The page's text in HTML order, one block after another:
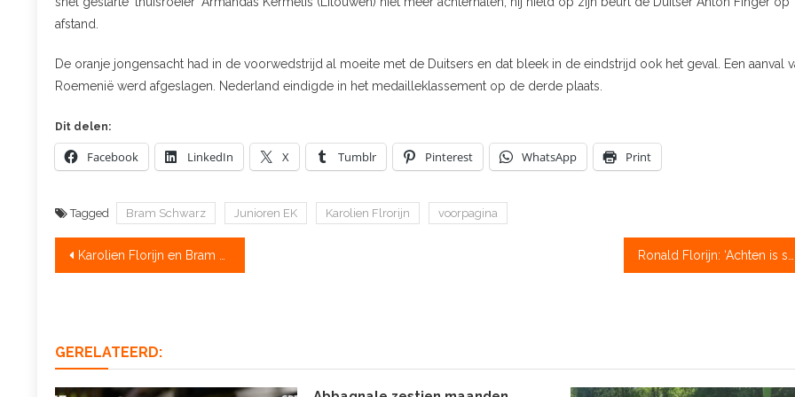
afstand.
De oranje jongensacht had in de voorwedstrijd al moeite met de Duitsers en dat bleek in de eindstrijd ook het geval. Een aanval
Roemenië werd afgeslagen. Nederland eindigde in het medailleklassement op de derde plaats.
Dit delen:
Facebook LinkedIn X Tumblr Pinterest WhatsApp Print
Tagged Bram Schwarz Junioren EK Karolien Flrorijn voorpagina
Bericht
Karolien Florijn en Bram Schwarz domineren halve EKfinales
GERELATEERD: